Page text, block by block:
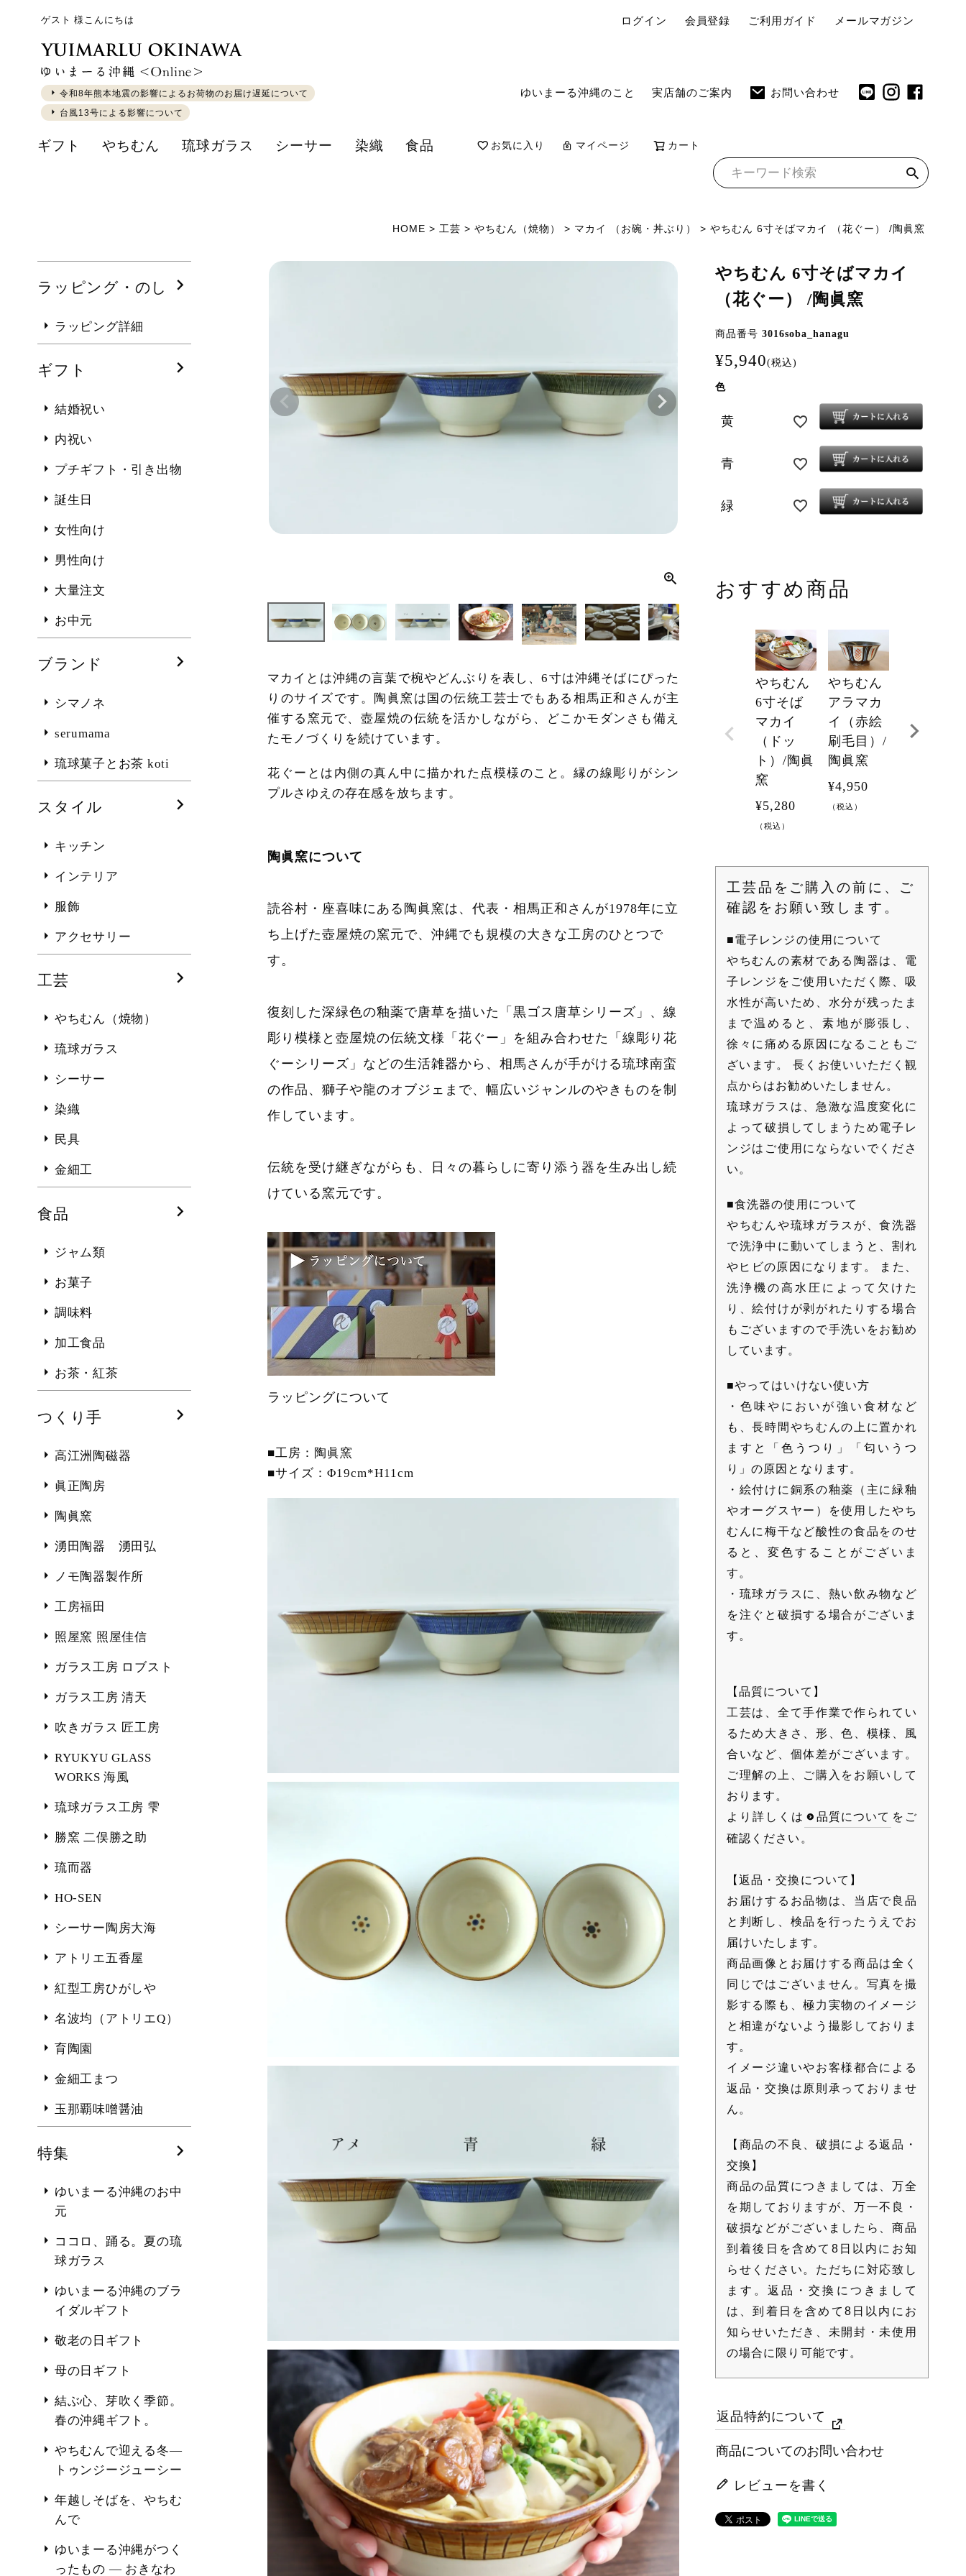
ゲスト 様こんにちは
令和8年熊本地震の影響によるお荷物のお届け遅延について
台風13号による影響について
ログイン 会員登録 ご利用ガイド メールマガジン
ゆいまーる沖縄のこと 実店舗のご案内 お問い合わせ
ギフト やちむん 琉球ガラス シーサー 染織 食品 お気に入り マイページ カート
HOME 工芸 やちむん（焼物） マカイ （お碗・丼ぶり） やちむん 6寸そばマカイ （花ぐー） /陶眞窯
ラッピング・のし
ラッピング詳細
ギフト
結婚祝い
内祝い
プチギフト・引き出物
誕生日
女性向け
男性向け
大量注文
お中元
ブランド
シマノネ
serumama
琉球菓子とお茶 koti
スタイル
キッチン
インテリア
服飾
アクセサリー
工芸
やちむん（焼物）
琉球ガラス
シーサー
染織
民具
金細工
食品
ジャム類
お菓子
調味料
加工食品
お茶・紅茶
つくり手
高江洲陶磁器
眞正陶房
陶眞窯
湧田陶器 湧田弘
ノモ陶器製作所
工房福田
照屋窯 照屋佳信
ガラス工房 ロブスト
ガラス工房 清天
吹きガラス 匠工房
RYUKYU GLASS
WORKS 海風
琉球ガラス工房 雫
勝窯 二俣勝之助
琉而器
HO-SEN
シーサー陶房大海
アトリエ五香屋
紅型工房ひがしや
名波均（アトリエQ）
育陶園
金細工まつ
玉那覇味噌醤油
特集
ゆいまーる沖縄のお中
元
ココロ、踊る。夏の琉
球ガラス
ゆいまーる沖縄のブラ
イダルギフト
敬老の日ギフト
母の日ギフト
結ぶ心、芽吹く季節。
春の沖縄ギフト。
やちむんで迎える冬―
トゥンジージューシー
年越しそばを、やちむ
んで
ゆいまーる沖縄がつく
ったもの ― おきなわ
マカイとは沖縄の言葉で椀やどんぶりを表し、6寸は沖縄そばにぴった
りのサイズです。陶眞窯は国の伝統工芸士でもある相馬正和さんが主
催する窯元で、壺屋焼の伝統を活かしながら、どこかモダンさも備え
たモノづくりを続けています。
花ぐーとは内側の真ん中に描かれた点模様のこと。縁の線彫りがシン
プルさゆえの存在感を放ちます。
陶眞窯について
読谷村・座喜味にある陶眞窯は、代表・相馬正和さんが1978年に立
ち上げた壺屋焼の窯元で、沖縄でも規模の大きな工房のひとつで
す。
復刻した深緑色の釉薬で唐草を描いた「黒ゴス唐草シリーズ」、線
彫り模様と壺屋焼の伝統文様「花ぐー」を組み合わせた「線彫り花
ぐーシリーズ」などの生活雑器から、相馬さんが手がける琉球南蛮
の作品、獅子や龍のオブジェまで、幅広いジャンルのやきものを制
作しています。
伝統を受け継ぎながらも、日々の暮らしに寄り添う器を生み出し続
けている窯元です。
ラッピングについて
■工房：陶眞窯
■サイズ：Φ19cm*H11cm
やちむん 6寸そばマカイ
（花ぐー） /陶眞窯
商品番号 3016soba_hanagu
¥5,940 税込
色
黄
青
緑
おすすめ商品
やちむん
6寸そば
マカイ
（ドッ
ト）/陶眞
窯
¥5,280
（税込）
やちむん
アラマカ
イ（赤絵
刷毛目）/
陶眞窯
¥4,950
（税込）
イ（コバ
ルト唐
工芸品をご購入の前に、ご
確認をお願い致します。
■電子レンジの使用について
やちむんの素材である陶器は、電
子レンジをご使用いただく際、吸
水性が高いため、水分が残ったま
まで温めると、素地が膨張し、
徐々に痛める原因になることもご
ざいます。 長くお使いいただく観
点からはお勧めいたしません。
琉球ガラスは、急激な温度変化に
よって破損してしまうため電子レ
ンジはご使用にならないでくださ
い。
■食洗器の使用について
やちむんや琉球ガラスが、食洗器
で洗浄中に動いてしまうと、割れ
やヒビの原因になります。 また、
洗浄機の高水圧によって欠けた
り、絵付けが剥がれたりする場合
もございますので手洗いをお勧め
しています。
■やってはいけない使い方
・色味やにおいが強い食材など
も、長時間やちむんの上に置かれ
ますと「色うつり」「匂いうつ
り」の原因となります。
・絵付けに銅系の釉薬（主に緑釉
やオーグスヤー）を使用したやち
むんに梅干など酸性の食品をのせ
ると、変色することがございま
す。
・琉球ガラスに、熱い飲み物など
を注ぐと破損する場合がございま
す。
【品質について】
工芸は、全て手作業で作られてい
るため大きさ、形、色、模様、風
合いなど、個体差がございます。
ご理解の上、ご購入をお願いして
おります。
より詳しくは
品質について をご
確認ください。
【返品・交換について】
お届けするお品物は、当店で良品
と判断し、検品を行ったうえでお
届けいたします。
商品画像とお届けする商品は全く
同じではございません。写真を撮
影する際も、極力実物のイメージ
と相違がないよう撮影しておりま
す。
イメージ違いやお客様都合による
返品・交換は原則承っておりませ
ん。
【商品の不良、破損による返品・
交換】
商品の品質につきましては、万全
を期しておりますが、万一不良・
破損などがございましたら、商品
到着後日を含めて8日以内にお知
らせください。ただちに対応致し
ます。返品・交換につきまして
は、到着日を含めて8日以内にお
知らせいただき、未開封・未使用
の場合に限り可能です。
返品特約について
商品についてのお問い合わせ
レビューを書く